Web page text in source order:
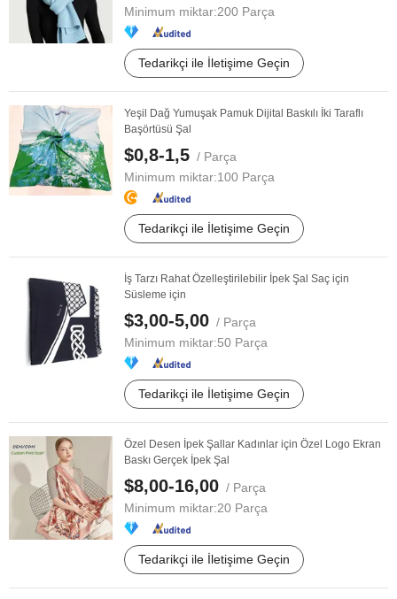
Minimum miktar:200 Parça
Tedarikçi ile İletişime Geçin
Yeşil Dağ Yumuşak Pamuk Dijital Baskılı İki Taraflı
Başörtüsü Şal
$0,8-1,5 / Parça
Minimum miktar:100 Parça
Tedarikçi ile İletişime Geçin
İş Tarzı Rahat Özelleştirilebilir İpek Şal Saç için
Süsleme için
$3,00-5,00 / Parça
Minimum miktar:50 Parça
Tedarikçi ile İletişime Geçin
Özel Desen İpek Şallar Kadınlar için Özel Logo Ekran
Baskı Gerçek İpek Şal
$8,00-16,00 / Parça
Minimum miktar:20 Parça
Tedarikçi ile İletişime Geçin